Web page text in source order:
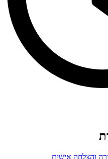
והצלחה אישית